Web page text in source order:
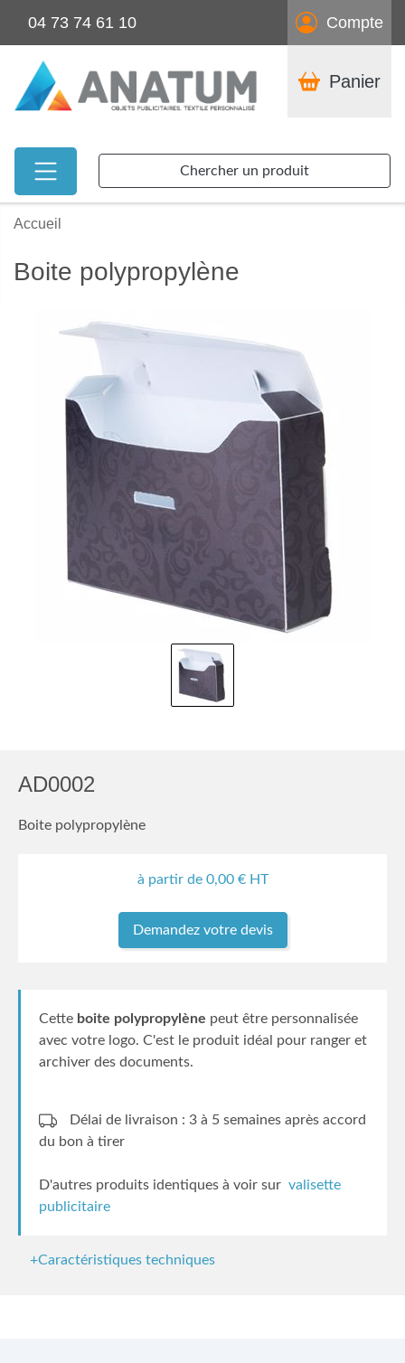
04 73 74 61 10 Compte
Panier
Chercher un produit
Accueil
Boite polypropylène
AD0002
Boite polypropylène
à partir de 0,00€ HT
Demandez votre devis
Cette boite polypropylène peut être personnalisée
avec votre logo. C'est le produit idéal pour ranger et
archiver des documents.
Délai de livraison : 3 à 5 semaines après accord
du bon à tirer
D'autres produits identiques à voir sur valisette
publicitaire
+Caractéristiques techniques